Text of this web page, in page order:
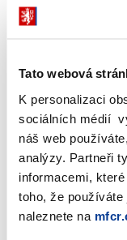
Tato webová
K personalizaci
sociálních médií
náš web
analýzy. Partneři
informacemi,
toho, že
naleznete na
12801
12802
Pojišťovací
národní
12803
Pojišťovací
kontrolou
12900 Penzijní
12901
Penzijní
veřejné